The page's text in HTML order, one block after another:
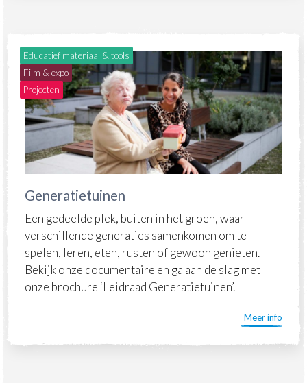
Educatief materiaal & tools
Film & expo
Projecten
Generatietuinen
Een gedeelde plek, buiten in het groen, waar
verschillende generaties samenkomen om te
spelen, leren, eten, rusten of gewoon genieten.
Bekijk onze documentaire en ga aan de slag met
onze brochure ‘Leidraad Generatietuinen’.
Meer info